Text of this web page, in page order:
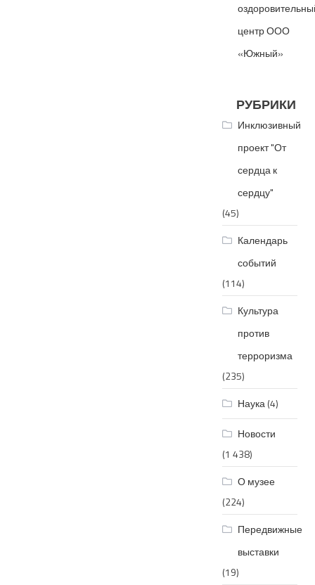
центр ООО
«Южный»
РУБРИКИ
Инклюзивный
проект "От
сердца к
сердцу"
(45)
Календарь
событий
(114)
Культура
против
терроризма
(235)
Наука(4)
Новости
(1 438)
О музее
(224)
Передвижные
выставки
(19)